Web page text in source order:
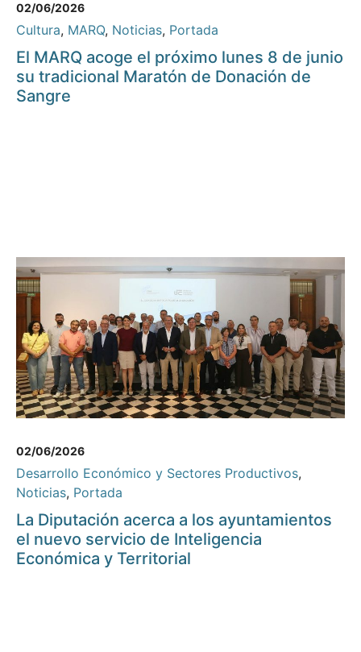
02/06/2026
Cultura, MARQ, Noticias, Portada
El MARQ acoge el próximo lunes 8 de junio
su tradicional Maratón de Donación de
Sangre
02/06/2026
Desarrollo Económico y Sectores Productivos,
Noticias, Portada
La Diputación acerca a los ayuntamientos
el nuevo servicio de Inteligencia
Económica y Territorial